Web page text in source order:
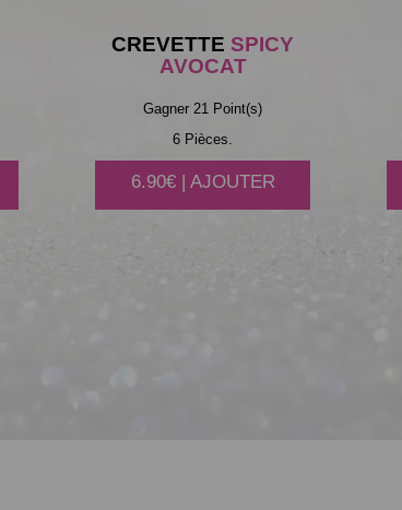
CREVETTE SPICY
AVOCAT
Gagner 21 Point(s)
6 Pièces.
6.90€ | AJOUTER